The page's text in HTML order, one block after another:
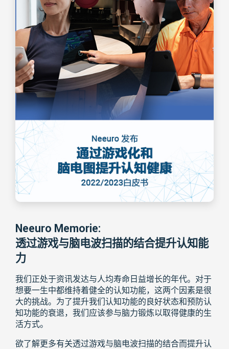
Neeuro Memorie:
透过游戏与脑电波扫描的结合提升认知能
力
我们正处于资讯发达与人均寿命日益增长的年代。对于
想要一生中都维持着健全的认知功能，这两个因素是很
大的挑战。为了提升我们认知功能的良好状态和预防认
知功能的衰退，我们应该参与脑力锻炼以取得健康的生
活方式。
欲了解更多有关透过游戏与脑电波扫描的结合而提升认